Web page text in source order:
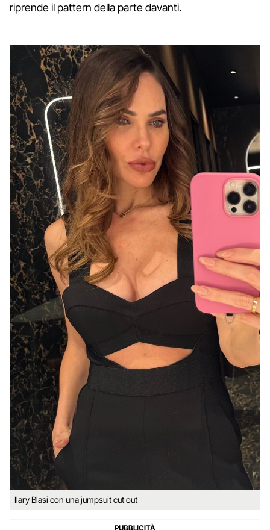
riprende il pattern della parte davanti.
Ilary Blasi con una jumpsuit cut out